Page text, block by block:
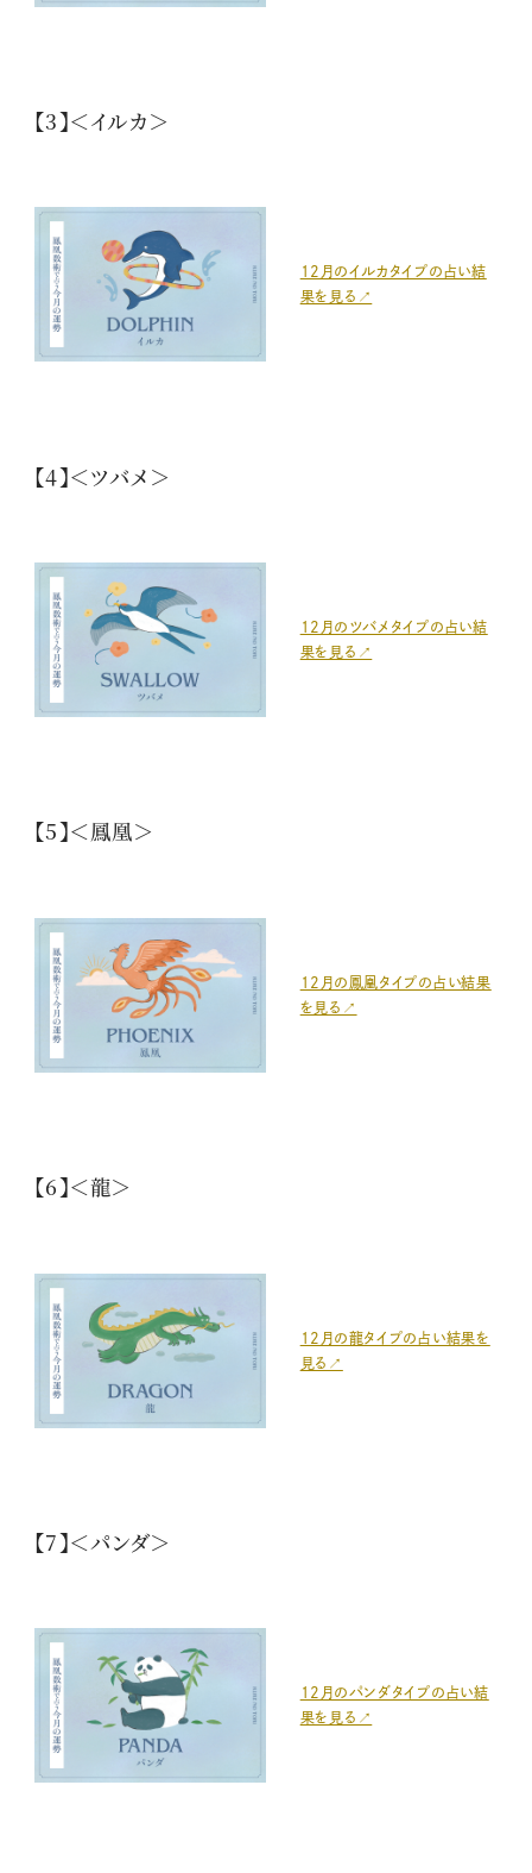
【3】＜イルカ＞
12月のイルカタイプの占い結
果を見る↗
【4】＜ツバメ＞
12月のツバメタイプの占い結
果を見る↗
【5】＜鳳凰＞
12月の鳳凰タイプの占い結果
を見る↗
【6】＜龍＞
12月の龍タイプの占い結果を
見る↗
【7】＜パンダ＞
12月のパンダタイプの占い結
果を見る↗